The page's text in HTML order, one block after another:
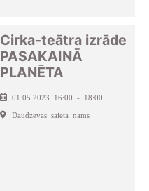
Cirka-teātra izrāde
PASAKAINĀ
PLANĒTA
01.05.2023 16:00 - 18:00
Daudzevas saieta nams